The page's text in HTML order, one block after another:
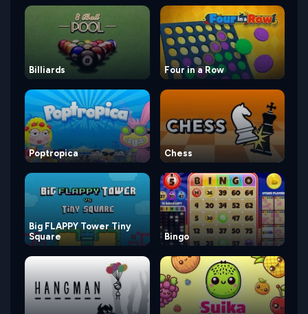
Billiards Four in a Row
Poptropica Chess
Big FLAPPY Tower Tiny
Square
Bingo